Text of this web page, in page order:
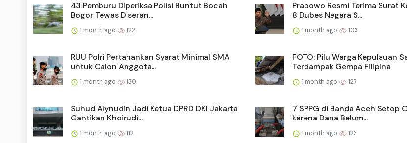
43 Pemburu Diperiksa Polisi Buntut Bocah
Bogor Tewas Diseran...
1 month ago 122
Prabowo Resmi Terima Surat
8 Dubes Negara S...
1 month ago 103
RUU Polri Pertahankan Syarat Minimal SMA
untuk Calon Anggota...
1 month ago 130
FOTO: Pilu Warga Kepulauan
Terdampak Gempa Filipina
1 month ago 127
Suhud Alynudin Jadi Ketua DPRD DKI Jakarta
Gantikan Khoirudi...
1 month ago 112
7 SPPG di Banda Aceh Setop
karena Dana Belum...
1 month ago 123